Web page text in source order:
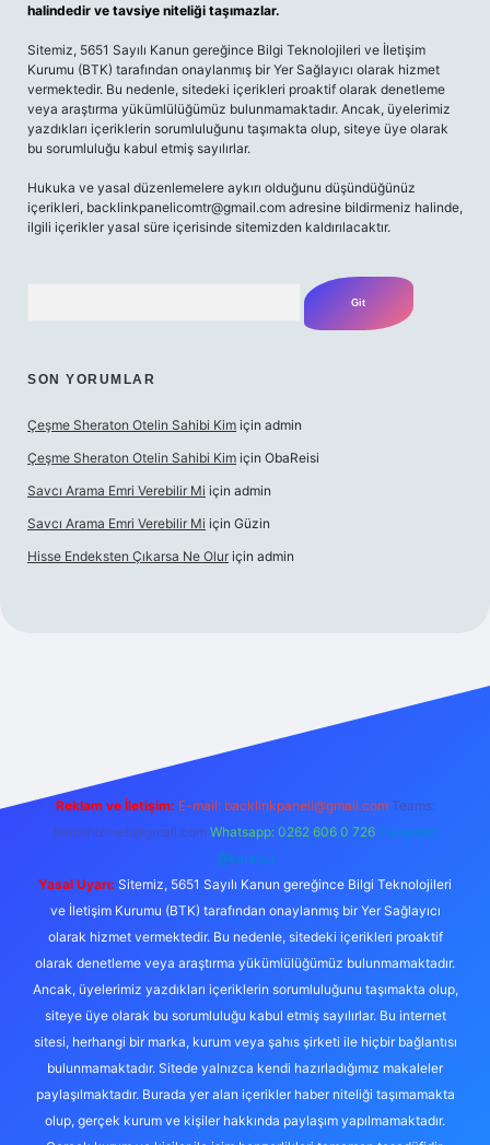
halindedir ve tavsiye niteliği taşımazlar.
Sitemiz, 5651 Sayılı Kanun gereğince Bilgi Teknolojileri ve İletişim
Kurumu (BTK) tarafından onaylanmış bir Yer Sağlayıcı olarak hizmet
vermektedir. Bu nedenle, sitedeki içerikleri proaktif olarak denetleme
veya araştırma yükümlülüğümüz bulunmamaktadır. Ancak, üyelerimiz
yazdıkları içeriklerin sorumluluğunu taşımakta olup, siteye üye olarak
bu sorumluluğu kabul etmiş sayılırlar.
Hukuka ve yasal düzenlemelere aykırı olduğunu düşündüğünüz
içerikleri, backlinkpanelicomtr@gmail.com adresine bildirmeniz halinde,
ilgili içerikler yasal süre içerisinde sitemizden kaldırılacaktır.
SON YORUMLAR
Çeşme Sheraton Otelin Sahibi Kim için admin
Çeşme Sheraton Otelin Sahibi Kim için ObaReisi
Savcı Arama Emri Verebilir Mi için admin
Savcı Arama Emri Verebilir Mi için Güzin
Hisse Endeksten Çıkarsa Ne Olur için admin
Reklam ve İletişim: E-mail: backlinkpaneli@gmail.com Teams:
forumhizmeti@gmail.com Whatsapp: 0262 606 0 726 Telegram:
@karabul
Yasal Uyarı: Sitemiz, 5651 Sayılı Kanun gereğince Bilgi Teknolojileri
ve İletişim Kurumu (BTK) tarafından onaylanmış bir Yer Sağlayıcı
olarak hizmet vermektedir. Bu nedenle, sitedeki içerikleri proaktif
olarak denetleme veya araştırma yükümlülüğümüz bulunmamaktadır.
Ancak, üyelerimiz yazdıkları içeriklerin sorumluluğunu taşımakta olup,
siteye üye olarak bu sorumluluğu kabul etmiş sayılırlar. Bu internet
sitesi, herhangi bir marka, kurum veya şahıs şirketi ile hiçbir bağlantısı
bulunmamaktadır. Sitede yalnızca kendi hazırladığımız makaleler
paylaşılmaktadır. Burada yer alan içerikler haber niteliği taşımamakta
olup, gerçek kurum ve kişiler hakkında paylaşım yapılmamaktadır.